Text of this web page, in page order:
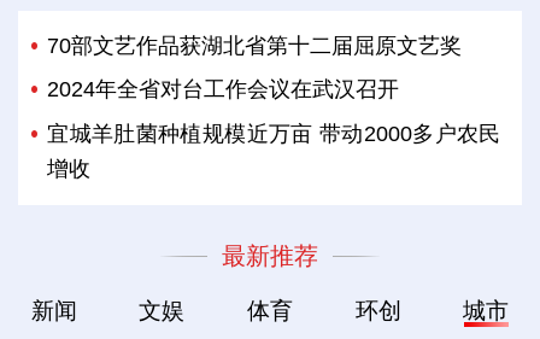
70部文艺作品获湖北省第十二届屈原文艺奖
2024年全省对台工作会议在武汉召开
宜城羊肚菌种植规模近万亩 带动2000多户农民
增收
最新推荐
新闻 文娱 体育 环创 城市